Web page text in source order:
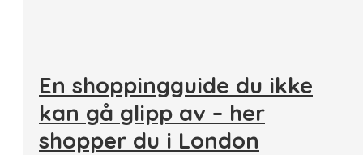
En shoppingguide du ikke
kan gå glipp av – her
shopper du i London